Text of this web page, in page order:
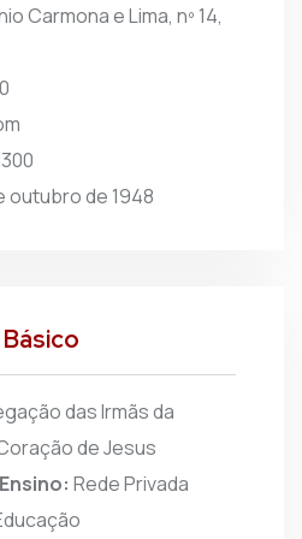
Carmona e Lima, nº 14,
outubro de 1948
Básico
das Irmãs da
de Jesus
Rede Privada